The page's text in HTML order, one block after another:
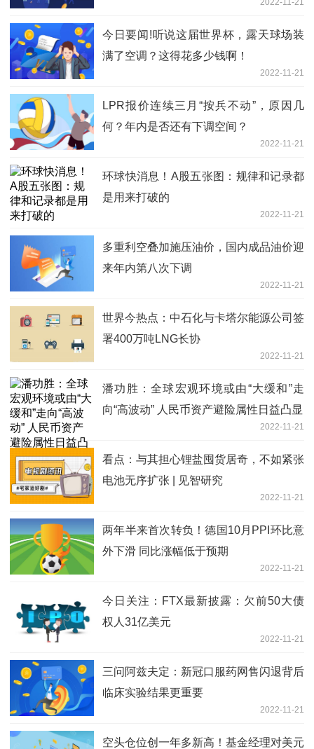
今日要闻!听说这届世界杯，露天球场装
满了空调？这得花多少钱啊！
2022-11-21
LPR报价连续三月“按兵不动”，原因几
何？年内是否还有下调空间？
2022-11-21
环球快消息！A股五张图：规律和记录都
是用来打破的
2022-11-21
多重利空叠加施压油价，国内成品油价迎
来年内第八次下调
2022-11-21
世界今热点：中石化与卡塔尔能源公司签
署400万吨LNG长协
2022-11-21
潘功胜：全球宏观环境或由“大缓和”走
向“高波动” 人民币资产避险属性日益凸显
2022-11-21
看点：与其担心锂盐囤货居奇，不如紧张
电池无序扩张 | 见智研究
2022-11-21
两年半来首次转负！德国10月PPI环比意
外下滑 同比涨幅低于预期
2022-11-21
今日关注：FTX最新披露：欠前50大债
权人31亿美元
2022-11-21
三问阿兹夫定：新冠口服药网售闪退背后
临床实验结果更重要
2022-11-21
空头仓位创一年多新高！基金经理对美元